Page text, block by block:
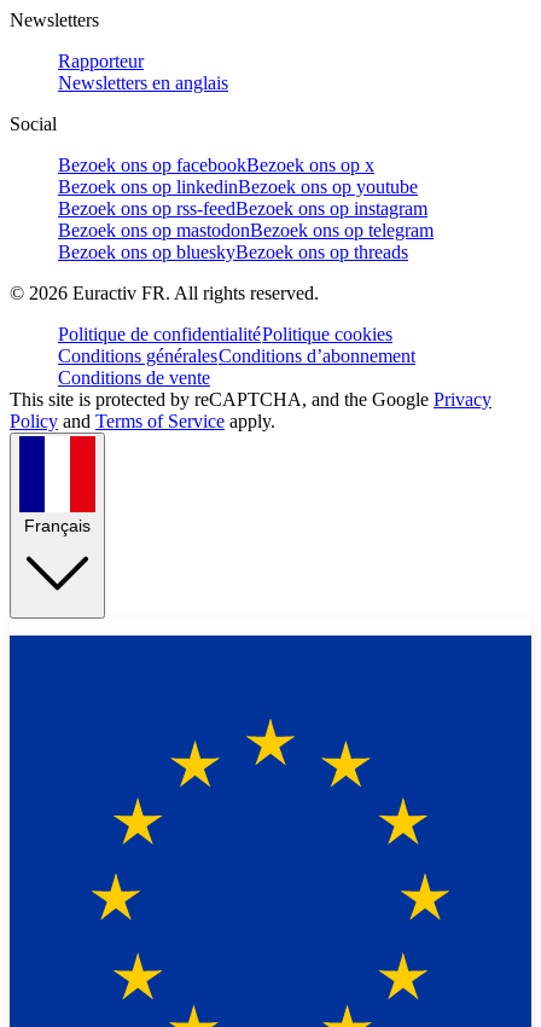
Newsletters
Rapporteur
Newsletters en anglais
Social
Bezoek ons op facebookBezoek ons op x
Bezoek ons op linkedinBezoek ons op youtube
Bezoek ons op rss-feedBezoek ons op instagram
Bezoek ons op mastodonBezoek ons op telegram
Bezoek ons op blueskyBezoek ons op threads
© 2026 Euractiv FR. All rights reserved.
Politique de confidentialitéPolitique cookies
Conditions généralesConditions d’abonnement
Conditions de vente
This site is protected by reCAPTCHA, and the Google Privacy
Policy and Terms of Service apply.
Français